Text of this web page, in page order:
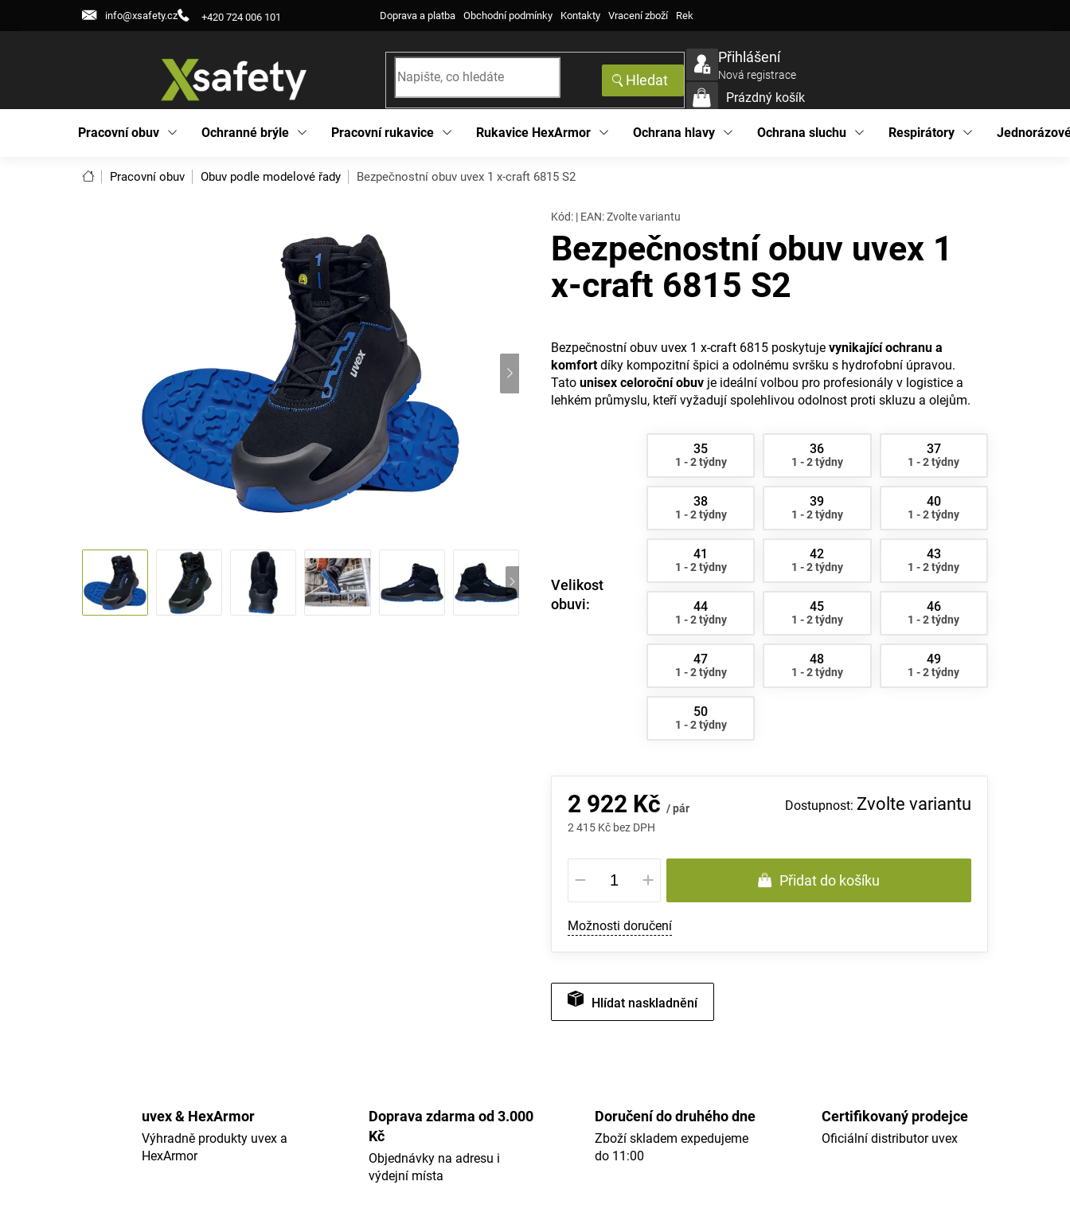
+420 724 006 101
info@xsafety.cz Doprava a platba Obchodní podmínky Kontakty Vracení zboží Reklamace zboží
Hledat
Přihlášení
Nová registrace
NÁKUPNÍ
KOŠÍK
Prázdný košík
Pracovní obuv Ochranné brýle Pracovní rukavice Rukavice HexArmor Ochrana hlavy Ochrana sluchu Respirátory
DomůPracovní obuv Obuv podle modelové řady Bezpečnostní obuv uvex 1 x-craft 6815 S2
Bezpečnostní obuv uvex 1
x-craft 6815 S2
Kód: | EAN:Zvolte variantu
Bezpečnostní obuv uvex 1 x-craft 6815 poskytuje vynikající ochranu a
komfortdíky kompozitní špici a odolnému svršku s hydrofobní úpravou.
Tato unisex celoroční obuv je ideální volbou pro profesionály v logistice a
lehkém průmyslu, kteří vyžadují spolehlivou odolnost proti skluzu a olejům.
Velikost
obuvi:
35
1 - 2 týdny
36
1 - 2 týdny
37
1 - 2 týdny
38
1 - 2 týdny
39
1 - 2 týdny
40
1 - 2 týdny
41
1 - 2 týdny
42
1 - 2 týdny
43
1 - 2 týdny
44
1 - 2 týdny
45
1 - 2 týdny
46
1 - 2 týdny
47
1 - 2 týdny
48
1 - 2 týdny
49
1 - 2 týdny
50
1 - 2 týdny
2 922 Kč / pár
2 415 Kč bez DPH
Měrná
cena:
Zvolte variantu
Přidat do košíku
Možnosti doručení
Hlídat
uvex & HexArmor
Výhradně produkty uvex a
HexArmor
Doprava zdarma od 3.000
Kč
Objednávky na adresu i
výdejní místa
Doručení do druhého dne
Zboží skladem expedujeme
do 11:00
Certifikovaný prodejce
Oficiální distributor uvex